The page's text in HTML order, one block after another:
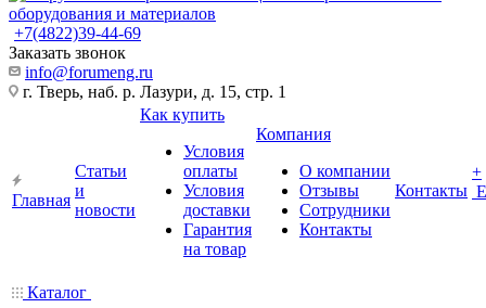
+7(4822)39-44-69
Заказать звонок
info@forumeng.ru
г. Тверь, наб. р. Лазури, д. 15, стр. 1
Главная
Статьи
и
новости
Как купить
Условия
оплаты
Условия
доставки
Гарантия
на товар
Компания
О компании
Отзывы
Сотрудники
Контакты
Контакты
+
Каталог